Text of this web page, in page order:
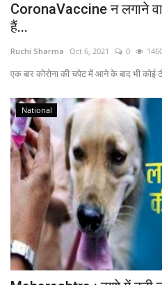
CoronaVaccine न लगाने
हैं...
Ruchi Sharma Oct 6, 2021 0
एक बार कोरोना की चपेट में आने के बाद भी कोई
National